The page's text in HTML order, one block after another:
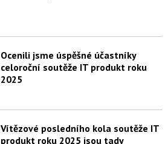
Ocenili jsme úspěšné účastníky
celoroční soutěže IT produkt roku
2025
Vítězové posledního kola soutěže IT
produkt roku 2025 jsou tady